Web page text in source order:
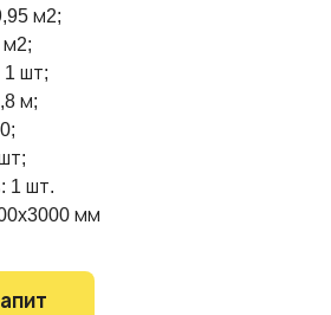
м2;
м2;
1 шт;
м;
1 шт.
мм